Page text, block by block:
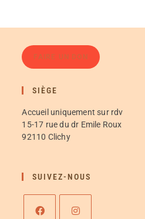
FAIRE UN DON
SIÈGE
Accueil uniquement sur rdv
15-17 rue du dr Emile Roux
92110 Clichy
SUIVEZ-NOUS